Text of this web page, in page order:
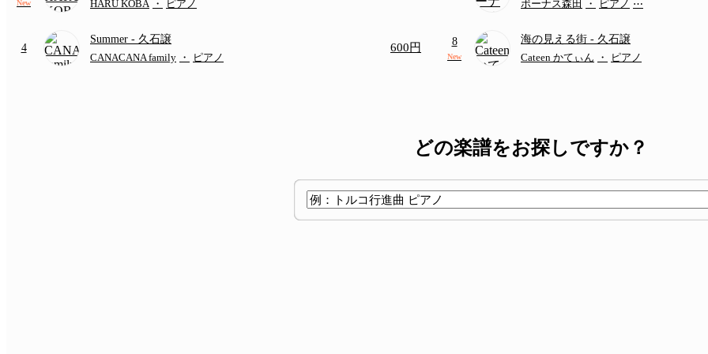
New HARU KOBA ・ ピアノ
4
Summer - 久石譲
CANACANA family ・ ピアノ
600円
ボーナス森田 ・ ピアノ ⋯
8
New
海の見える街 - 久石譲
Cateen かてぃん
・ ピアノ
どの楽譜をお探しですか？